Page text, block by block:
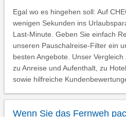
Egal wo es hingehen soll: Auf
wenigen Sekunden ins
Last-Minute. Geben Sie einfach
unseren Pauschalreise-Filter ein
besten Angebote. Unser
zu Anreise und Aufenthalt, zu
sowie hilfreiche
Wenn Sie das Fernweh